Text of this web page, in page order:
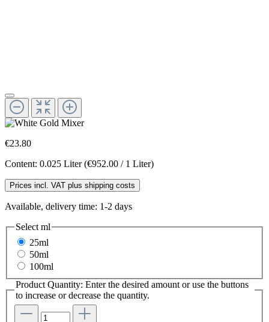
€23.80
Content: 0.025 Liter(€952.00 / 1 Liter)
Prices incl. VAT plus shipping costs
Available, delivery time: 1-2 days
Selectml
25ml
50ml
100ml
Product Quantity: Enter the desired amount or use the buttons
to increase or decrease the quantity.